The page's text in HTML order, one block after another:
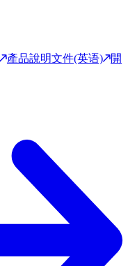
產品說明文件(英语)
開